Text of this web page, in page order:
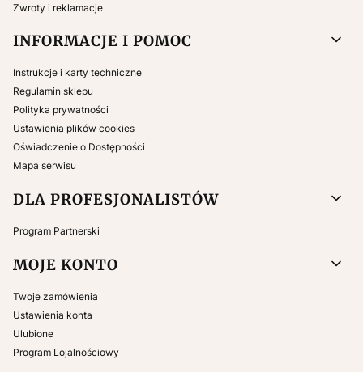
Zwroty i reklamacje
INFORMACJE I POMOC
Instrukcje i karty techniczne
Regulamin sklepu
Polityka prywatności
Ustawienia plików cookies
Oświadczenie o Dostępności
Mapa serwisu
DLA PROFESJONALISTÓW
Program Partnerski
MOJE KONTO
Twoje zamówienia
Ustawienia konta
Ulubione
Program Lojalnościowy